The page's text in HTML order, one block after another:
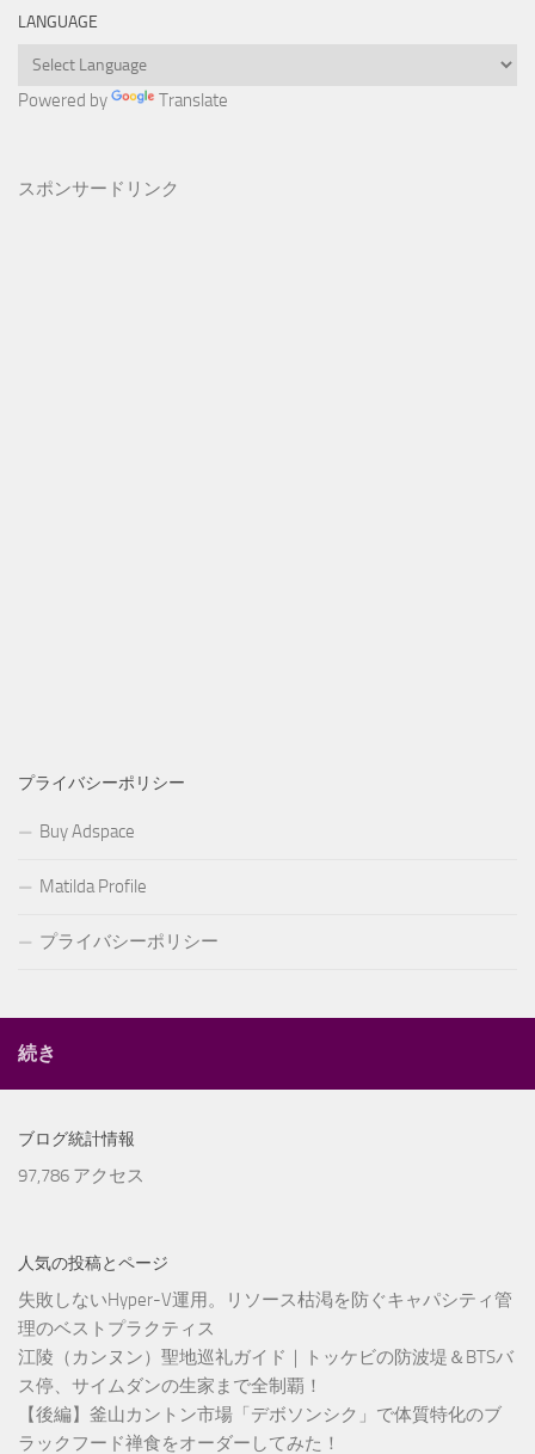
LANGUAGE
Powered by Translate
スポンサードリンク
プライバシーポリシー
Buy Adspace
Matilda Profile
プライバシーポリシー
続き
ブログ統計情報
97,786 アクセス
人気の投稿とページ
失敗しないHyper-V運用。リソース枯渇を防ぐキャパシティ管
理のベストプラクティス
江陵（カンヌン）聖地巡礼ガイド｜トッケビの防波堤＆BTSバ
ス停、サイムダンの生家まで全制覇！
【後編】釜山カントン市場「デボソンシク」で体質特化のブ
ラックフード禅食をオーダーしてみた！